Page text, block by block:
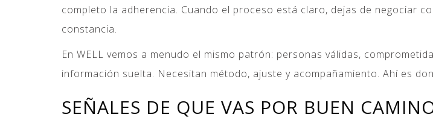
completo la adherencia. Cuando el proceso está claro, dejas de negociar
constancia.
En WELL vemos a menudo el mismo patrón: personas válidas,
información suelta. Necesitan método, ajuste y acompañamiento. Ahí es
SEÑALES DE QUE VAS POR BUEN